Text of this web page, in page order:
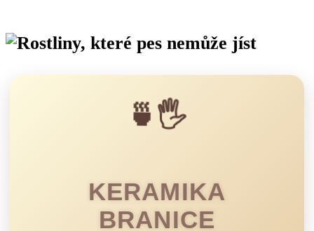
🍵🖐️
KERAMIKA
BRANICE